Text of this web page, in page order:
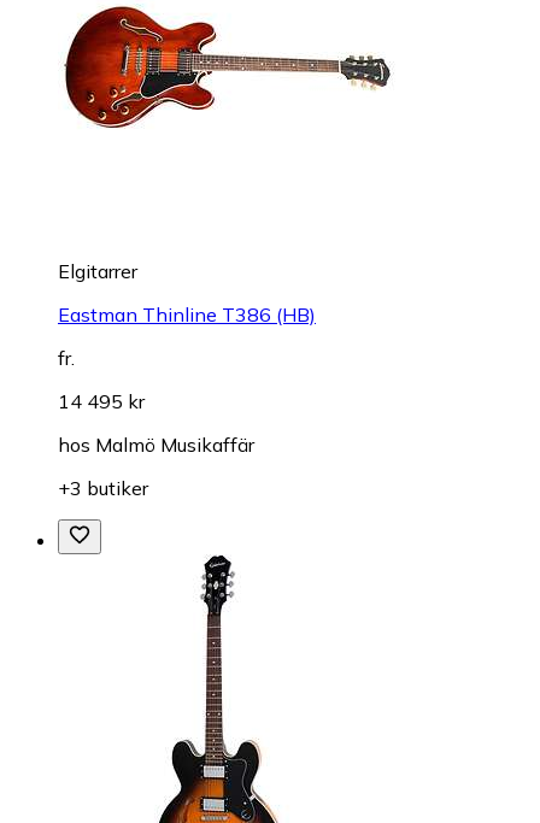
Elgitarrer
Eastman Thinline T386 (HB)
fr.
14 495 kr
hos Malmö Musikaffär
+3 butiker